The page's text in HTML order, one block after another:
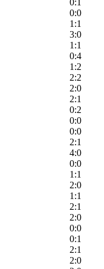
0:1
0:0
1:1
3:0
1:1
0:4
1:2
2:2
2:0
2:1
0:2
0:0
0:0
2:1
4:0
0:0
1:1
2:0
1:1
2:1
2:0
0:0
0:1
2:1
2:0